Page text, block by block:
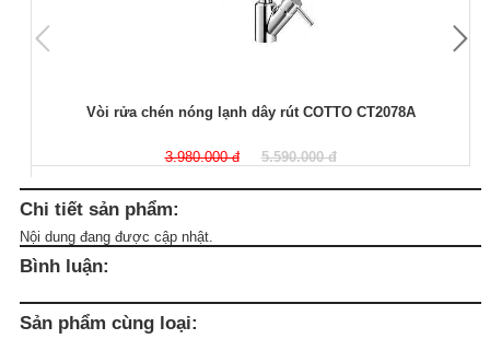
Vòi rửa chén nóng lạnh dây rút COTTO CT2078A
3.980.000 đ 5.590.000 đ
Chi tiết sản phẩm:
Nội dung đang được cập nhật.
Bình luận:
Sản phẩm cùng loại: